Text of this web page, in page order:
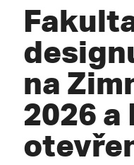
na
2026 a